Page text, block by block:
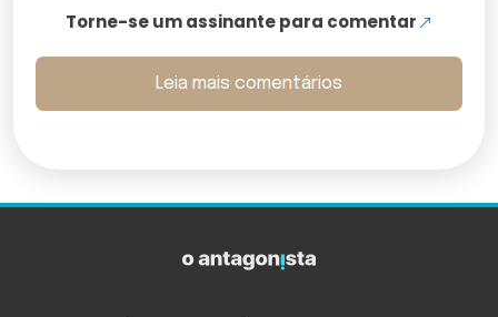
Torne-se um assinante para comentar
Leia mais comentários